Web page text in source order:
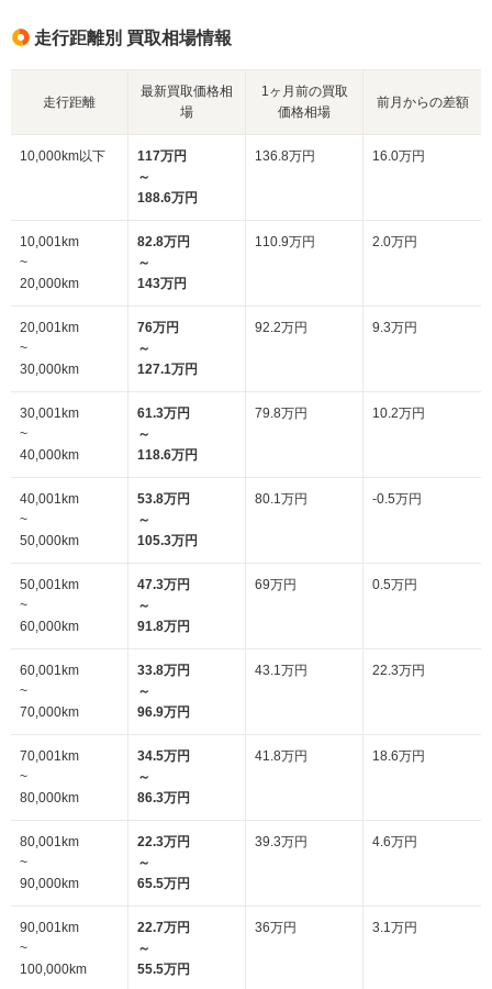
走行距離別 買取相場情報
走行距離
最新買取価格相
場
1ヶ月前の買取
価格相場
前月からの差額
10,000km以下
117万円
～
188.6万円
136.8万円 16.0万円
10,001km
~
20,000km
82.8万円
～
143万円
110.9万円 2.0万円
20,001km
~
30,000km
76万円
～
127.1万円
92.2万円 9.3万円
30,001km
~
40,000km
61.3万円
～
118.6万円
79.8万円 10.2万円
40,001km
~
50,000km
53.8万円
～
105.3万円
80.1万円 -0.5万円
50,001km
~
60,000km
47.3万円
～
91.8万円
69万円 0.5万円
60,001km
~
70,000km
33.8万円
～
96.9万円
43.1万円 22.3万円
70,001km
~
80,000km
34.5万円
～
86.3万円
41.8万円 18.6万円
80,001km
~
90,000km
22.3万円
～
65.5万円
39.3万円 4.6万円
90,001km
~
100,000km
22.7万円
～
55.5万円
36万円 3.1万円